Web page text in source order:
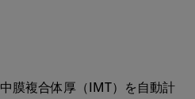
膜複合体厚（IMT）を自動計